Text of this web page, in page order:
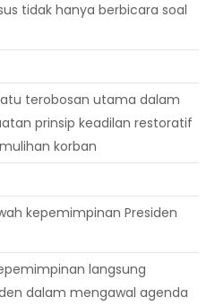
tidak hanya berbicara soal
terobosan utama dalam
prinsip keadilan restoratif
korban
kepemimpinan Presiden
langsung
dalam mengawal agenda